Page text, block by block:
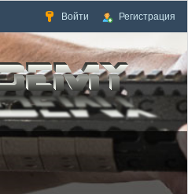
Войти Регистрация